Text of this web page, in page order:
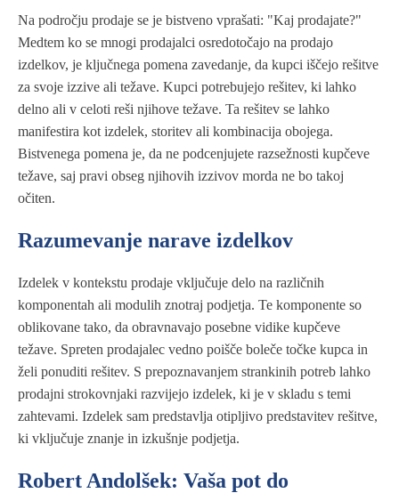
Na področju prodaje se je bistveno vprašati: "Kaj prodajate?"
Medtem ko se mnogi prodajalci osredotočajo na prodajo
izdelkov, je ključnega pomena zavedanje, da kupci iščejo rešitve
za svoje izzive ali težave. Kupci potrebujejo rešitev, ki lahko
delno ali v celoti reši njihove težave. Ta rešitev se lahko
manifestira kot izdelek, storitev ali kombinacija obojega.
Bistvenega pomena je, da ne podcenjujete razsežnosti kupčeve
težave, saj pravi obseg njihovih izzivov morda ne bo takoj
očiten.
Razumevanje narave izdelkov
Izdelek v kontekstu prodaje vključuje delo na različnih
komponentah ali modulih znotraj podjetja. Te komponente so
oblikovane tako, da obravnavajo posebne vidike kupčeve
težave. Spreten prodajalec vedno poišče boleče točke kupca in
želi ponuditi rešitev. S prepoznavanjem strankinih potreb lahko
prodajni strokovnjaki razvijejo izdelek, ki je v skladu s temi
zahtevami. Izdelek sam predstavlja otipljivo predstavitev rešitve,
ki vključuje znanje in izkušnje podjetja.
Robert Andolšek: Vaša pot do